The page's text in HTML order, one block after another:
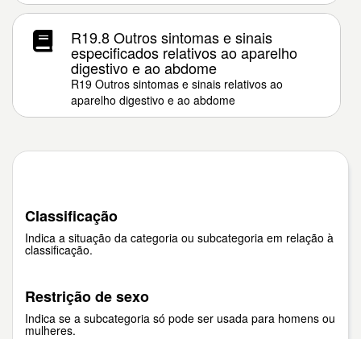
R19.8 Outros sintomas e sinais
especificados relativos ao aparelho
digestivo e ao abdome
R19 Outros sintomas e sinais relativos ao
aparelho digestivo e ao abdome
Classificação
Indica a situação da categoria ou subcategoria em relação à
classificação.
Restrição de sexo
Indica se a subcategoria só pode ser usada para homens ou
mulheres.